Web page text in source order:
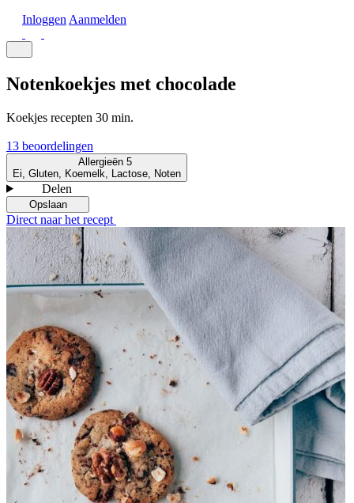
Inloggen Aanmelden
Notenkoekjes met chocolade
Koekjes recepten 30 min.
13 beoordelingen
Allergieën 5
Ei, Gluten, Koemelk, Lactose, Noten
Delen
Opslaan
Direct naar het recept